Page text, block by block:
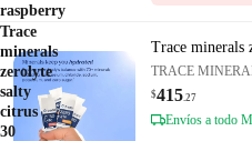
raspberry
Trace
minerals
zerolyte
salty
citrus
30
Trace minerals
TRACE
$415.27
Envíos a todo